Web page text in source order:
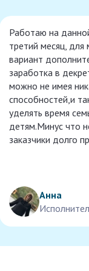
Работаю на
третий месяц, для
вариант
заработка в
можно не имея
способностей,и
уделять время
детям.Минус что
заказчики долго
Анна